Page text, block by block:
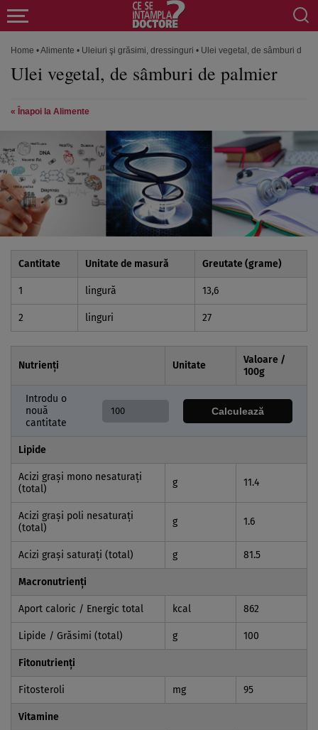
Home •Alimente • Uleiuri şi grăsimi, dressinguri • Ulei vegetal, de sâmburi de
Ulei vegetal, de sâmburi de palmier
« Înapoi la Alimente
Cantitate Unitate de masură Greutate (grame)
1 lingură 13,6
2 linguri 27
Nutrienți Unitate
Valoare /
100g
Introdu o
nouă
cantitate
Calculează
Lipide
Acizi graşi mono nesaturaţi
(total)
g 11.4
Acizi graşi poli nesaturaţi
(total)
g 1.6
Acizi graşi saturaţi (total) g 81.5
Macronutrienți
Aport caloric / Energic total kcal 862
Lipide / Grăsimi (total) g 100
Fitonutrienți
Fitosteroli mg 95
Vitamine